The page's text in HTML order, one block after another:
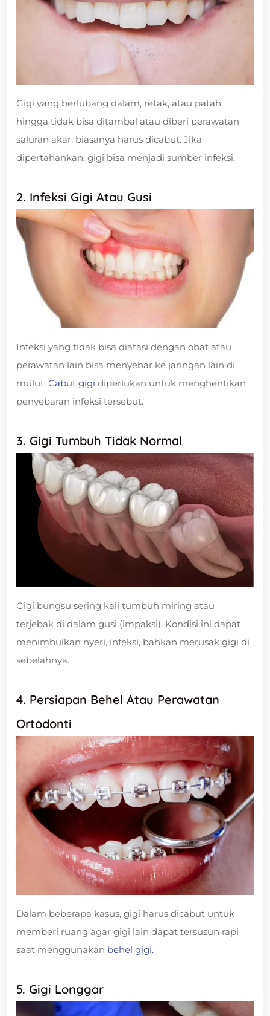
Gigi yang berlubang dalam, retak, atau patah
hingga tidak bisa ditambal atau diberi perawatan
saluran akar, biasanya harus dicabut. Jika
dipertahankan, gigi bisa menjadi sumber infeksi.
2. Infeksi Gigi Atau Gusi
Infeksi yang tidak bisa diatasi dengan obat atau
perawatan lain bisa menyebar ke jaringan lain di
mulut. Cabut gigi diperlukan untuk menghentikan
penyebaran infeksi tersebut.
3. Gigi Tumbuh Tidak Normal
Gigi bungsu sering kali tumbuh miring atau
terjebak di dalam gusi (impaksi). Kondisi ini dapat
menimbulkan nyeri, infeksi, bahkan merusak gigi di
sebelahnya.
4. Persiapan Behel Atau Perawatan
Ortodonti
Dalam beberapa kasus, gigi harus dicabut untuk
memberi ruang agar gigi lain dapat tersusun rapi
saat menggunakan behel gigi.
5. Gigi Longgar